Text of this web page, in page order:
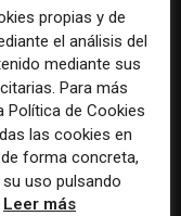
Gabo 2026
cinco historias de
y El Salvador
la memoria y
propias y de
el análisis del
mediante sus
Para más
de Cookies
las cookies en
forma concreta,
uso pulsando
Leer más